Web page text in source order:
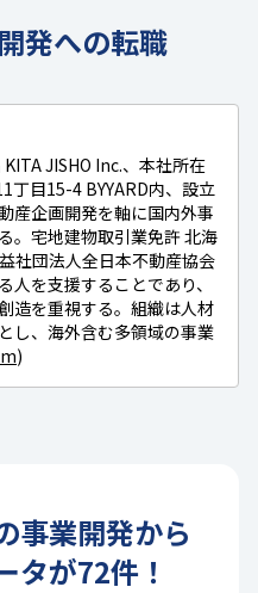
発への転職
JISHO Inc.、本社所在
丁目15-4 BYYARD内、設立
産企画開発を軸に国内外事
。宅地建物取引業免許 北海
社団法人全日本不動産協会
を支援することであり、
造を重視する。組織は人材
し、海外含む多領域の事業
)
事業開発から
タが72件！